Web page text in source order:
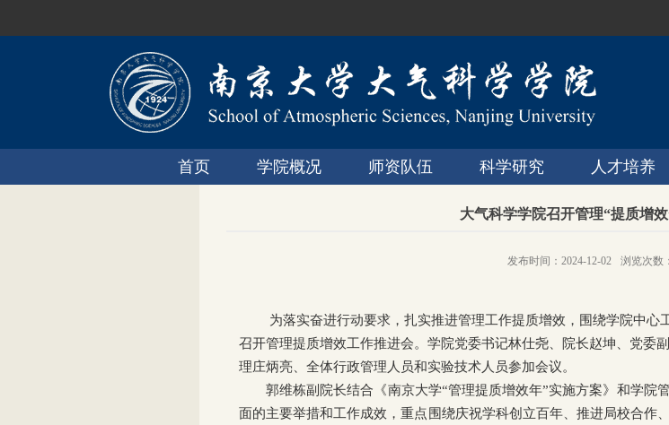
首页 学院概况 师资队伍 科学研究 人才培养
大气科学学院召开管理“提质增
发布时间：2024-12-02 浏览次数：
为落实奋进行动要求，扎实推进管理工作提质增效，围绕学院中心
召开管理提质增效工作推进会。学院党委书记林仕尧、院长赵坤、党委
理庄炳亮、全体行政管理人员和实验技术人员参加会议。
郭维栋副院长结合《南京大学“管理提质增效年”实施方案》和学院
面的主要举措和工作成效，重点围绕庆祝学科创立百年、推进局校合作